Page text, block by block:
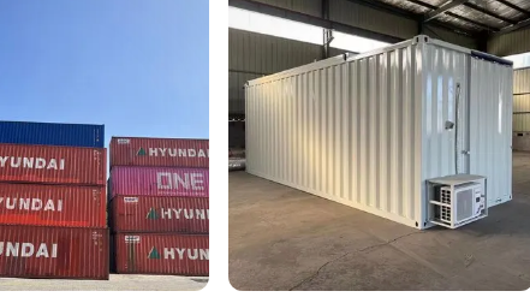
不带空调的集装箱夏季内部温度可达60℃，必须加装
储能集
。防爆型比普通款贵40%，但能避免因温控失效
导致的保险拒赔
监控体系
电池管理系统
和消防联动模块的后期加装成本比出厂集成
高3倍，还会增加7-15天停机时间
血泪教训：某光伏电站为省8万配套预算，最终因过热故障损